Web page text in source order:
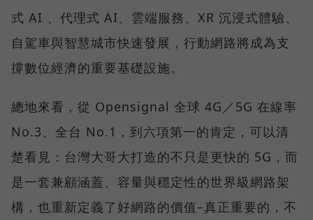
式 AI 、代理式 AI、雲端服務、XR 沉浸式體驗、
自駕車與智慧城市快速發展，行動網路將成為支
撐數位經濟的重要基礎設施。
總地來看，從 Opensignal 全球 4G／5G 在線率
No.3、全台 No.1，到六項第一的肯定，可以清
楚看見：台灣大哥大打造的不只是更快的 5G，而
是一套兼顧涵蓋、容量與穩定性的世界級網路架
構，也重新定義了好網路的價值–真正重要的，不